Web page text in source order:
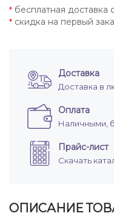
* бесплатная
* скидка на первый
Доставка
Доставка в
Оплата
Наличными,
Прайс-лист
Скачать
ОПИСАНИЕ